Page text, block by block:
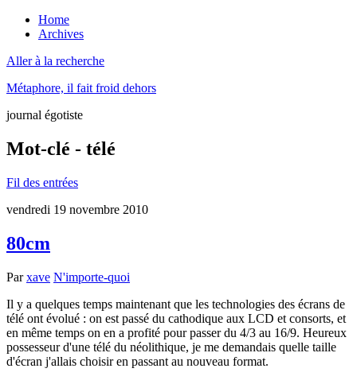
Home
Archives
Aller à la recherche
Métaphore, il fait froid dehors
journal égotiste
Mot-clé - télé
Fil des entrées
vendredi 19 novembre 2010
80cm
Parxave N'importe-quoi
Il y a quelques temps maintenant que les technologies des écrans de
télé ont évolué : on est passé du cathodique aux LCD et consorts, et
en même temps on en a profité pour passer du 4/3 au 16/9. Heureux
possesseur d'une télé du néolithique, je me demandais quelle taille
d'écran j'allais choisir en passant au nouveau format.